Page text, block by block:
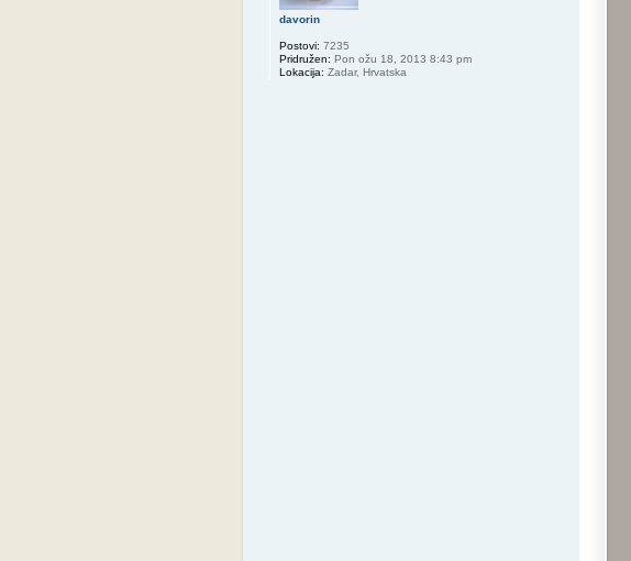
davorin
Postovi: 7235
Pridružen: Pon ožu 18, 2013 8:43 pm
Lokacija: Zadar, Hrvatska